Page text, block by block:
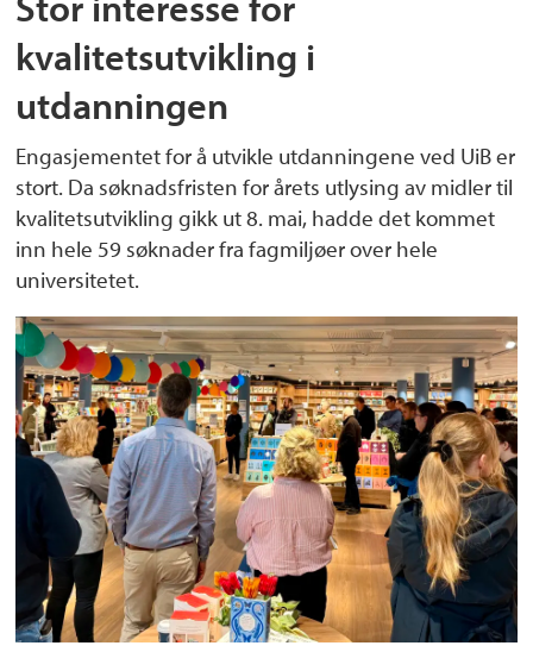
kvalitetsutvikling i
utdanningen
Engasjementet for å utvikle utdanningene ved UiB er
stort. Da søknadsfristen for årets utlysing av midler til
kvalitetsutvikling gikk ut 8. mai, hadde det kommet
inn hele 59 søknader fra fagmiljøer over hele
universitetet.